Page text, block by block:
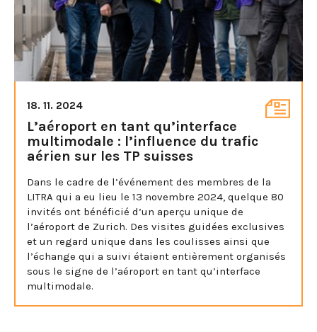
18. 11. 2024
L’aéroport en tant qu’interface
multimodale : l’influence du trafic
aérien sur les TP suisses
Dans le cadre de l’événement des membres de la
LITRA qui a eu lieu le 13 novembre 2024, quelque 80
invités ont bénéficié d’un aperçu unique de
l’aéroport de Zurich. Des visites guidées exclusives
et un regard unique dans les coulisses ainsi que
l’échange qui a suivi étaient entièrement organisés
sous le signe de l’aéroport en tant qu’interface
multimodale.